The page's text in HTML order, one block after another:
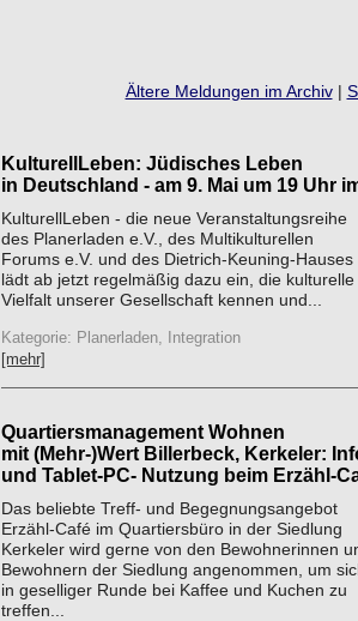
Ältere Meldungen im Archiv|
KulturellLeben: Jüdisches Leben
in Deutschland - am 9. Mai um 19 Uhr
KulturellLeben - die neue Veranstaltungsreihe
des Planerladen e.V., des Multikulturellen
Forums e.V. und des Dietrich-Keuning-Hauses
lädt ab jetzt regelmäßig dazu ein, die kulturelle
Vielfalt unserer Gesellschaft kennen und...
Kategorie: Planerladen, Integration
[mehr]
Quartiersmanagement Wohnen
mit (Mehr-)Wert Billerbeck, Kerkeler:
und Tablet-PC- Nutzung beim Erzähl-
Das beliebte Treff- und Begegnungsangebot
Erzähl-Café im Quartiersbüro in der Siedlung
Kerkeler wird gerne von den Bewohnerinnen
Bewohnern der Siedlung angenommen, um
in geselliger Runde bei Kaffee und Kuchen zu
treffen...